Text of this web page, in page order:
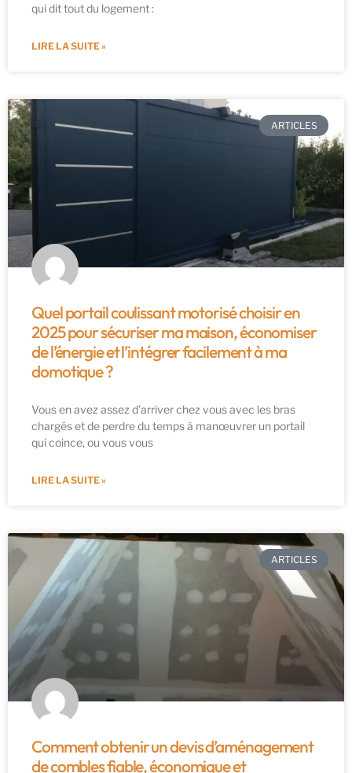
qui dit tout du logement :
LIRE LA SUITE »
ARTICLES
Quel portail coulissant motorisé choisir en
2025 pour sécuriser ma maison, économiser
de l’énergie et l’intégrer facilement à ma
domotique ?
Vous en avez assez d’arriver chez vous avec les bras
chargés et de perdre du temps à manœuvrer un portail
qui coince, ou vous vous
LIRE LA SUITE »
ARTICLES
Comment obtenir un devis d’aménagement
de combles fiable, économique et